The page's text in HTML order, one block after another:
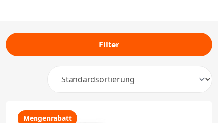
Filter
Mengenrabatt